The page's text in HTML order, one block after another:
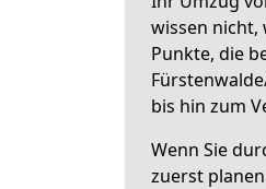
wissen nicht,
Punkte, die
bis hin zum
Wenn Sie
zuerst